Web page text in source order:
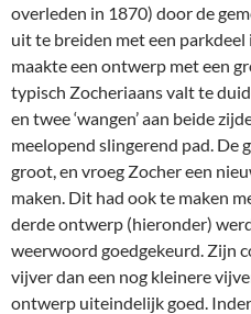
overleden in 1870) door de
uit te breiden met een
maakte een ontwerp met een
typisch Zocheriaans valt te
en twee ‘wangen’ aan beide
meelopend slingerend pad. De
groot, en vroeg Zocher een
maken. Dit had ook te maken
derde ontwerp (hieronder)
weerwoord goedgekeurd. Zijn
vijver dan een nog kleinere
ontwerp uiteindelijk goed.